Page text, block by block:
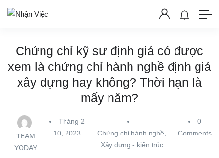
Chứng chỉ kỹ sư định giá có được
xem là chứng chỉ hành nghề định giá
xây dựng hay không? Thời hạn là
mấy năm?
TEAM
YODAY
Tháng 2
10, 2023
Chứng chỉ hành nghề
Xây dựng - kiến trúc
0
Comments